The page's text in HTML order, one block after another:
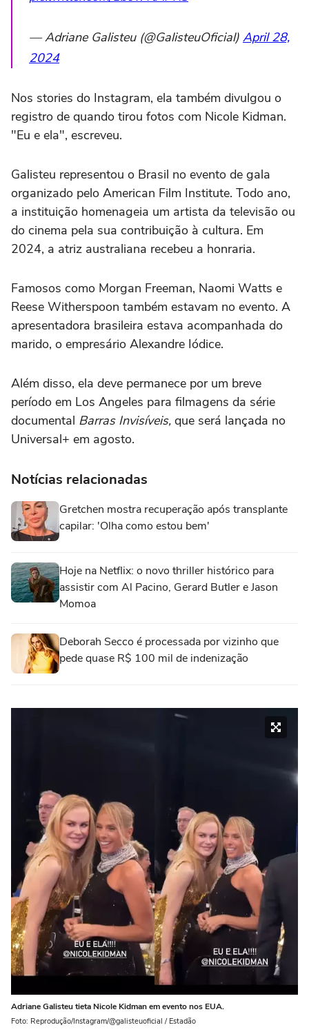
— Adriane Galisteu (@GalisteuOficial) April 28,
2024
Nos stories do Instagram, ela também divulgou o
registro de quando tirou fotos com Nicole Kidman.
"Eu e ela", escreveu.
Galisteu representou o Brasil no evento de gala
organizado pelo American Film Institute. Todo ano,
a instituição homenageia um artista da televisão ou
do cinema pela sua contribuição à cultura. Em
2024, a atriz australiana recebeu a honraria.
Famosos como Morgan Freeman, Naomi Watts e
Reese Witherspoon também estavam no evento. A
apresentadora brasileira estava acompanhada do
marido, o empresário Alexandre Iódice.
Além disso, ela deve permanece por um breve
período em Los Angeles para filmagens da série
documental Barras Invisíveis, que será lançada no
Universal+ em agosto.
Notícias relacionadas
Gretchen mostra recuperação após transplante
capilar: 'Olha como estou bem'
Hoje na Netflix: o novo thriller histórico para
assistir com Al Pacino, Gerard Butler e Jason
Momoa
Deborah Secco é processada por vizinho que
pede quase R$ 100 mil de indenização
Adriane Galisteu tieta Nicole Kidman em evento nos EUA.
Foto: Reprodução/Instagram/@galisteuoficial / Estadão